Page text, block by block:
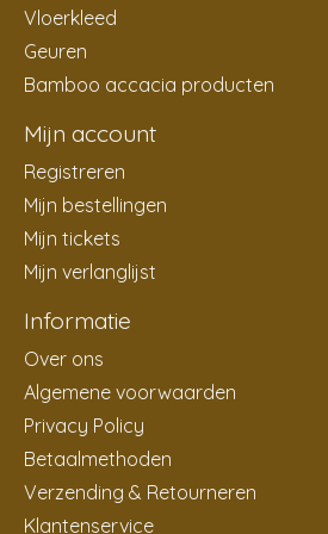
Vloerkleed
Geuren
Bamboo accacia producten
Mijn account
Registreren
Mijn bestellingen
Mijn tickets
Mijn verlanglijst
Informatie
Over ons
Algemene voorwaarden
Privacy Policy
Betaalmethoden
Verzending & Retourneren
Klantenservice